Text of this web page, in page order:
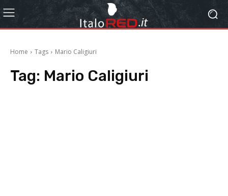
Home Tags Mario Caligiuri
Tag: Mario Caligiuri